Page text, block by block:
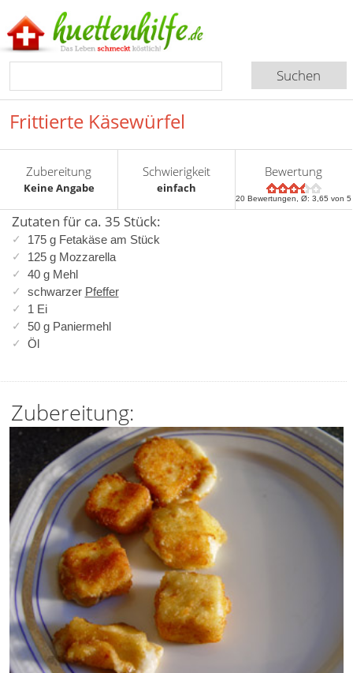
Frittierte Käsewürfel
Zubereitung
Keine Angabe
Schwierigkeit
einfach
Bewertung
20 Bewertungen, Ø:3,65 von 5
Zutaten für ca. 35 Stück:
175 g Fetakäse am Stück
125 g Mozzarella
40 g Mehl
schwarzer Pfeffer
1 Ei
50 g Paniermehl
Öl
Zubereitung: